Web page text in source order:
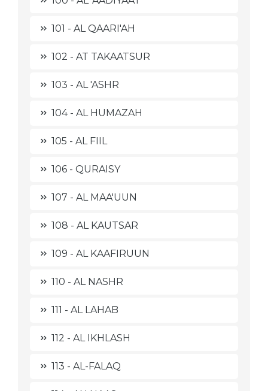
101 - AL QAARI'AH
102 - AT TAKAATSUR
103 - AL 'ASHR
104 - AL HUMAZAH
105 - AL FIIL
106 - QURAISY
107 - AL MAA'UUN
108 - AL KAUTSAR
109 - AL KAAFIRUUN
110 - AL NASHR
111 - AL LAHAB
112 - AL IKHLASH
113 - AL-FALAQ